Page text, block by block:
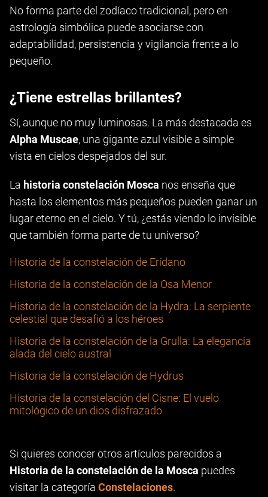
No forma parte del zodíaco tradicional, pero en
astrología simbólica puede asociarse con
adaptabilidad, persistencia y vigilancia frente a lo
pequeño.
¿Tiene estrellas brillantes?
Sí, aunque no muy luminosas. La más destacada es
Alpha Muscae, una gigante azul visible a simple
vista en cielos despejados del sur.
La historia constelación Mosca nos enseña que
hasta los elementos más pequeños pueden ganar un
lugar eterno en el cielo. Y tú, ¿estás viendo lo invisible
que también forma parte de tu universo?
Historia de la constelación de Erídano
Historia de la constelación de la Osa Menor
Historia de la constelación de la Hydra: La serpiente
celestial que desafió a los héroes
Historia de la constelación de la Grulla: La elegancia
alada del cielo austral
Historia de la constelación de Hydrus
Historia de la constelación del Cisne: El vuelo
mitológico de un dios disfrazado
Si quieres conocer otros artículos parecidos a
Historia de la constelación de la Mosca puedes
visitar la categoría Constelaciones.